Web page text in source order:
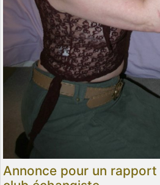
Annonce pour un rapport